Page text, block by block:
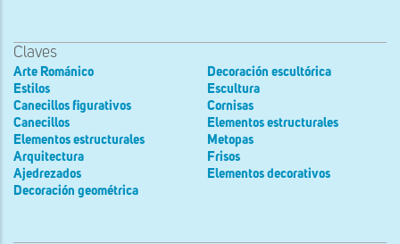
Claves
Arte Románico
Estilos
Canecillos figurativos
Canecillos
Elementos estructurales
Arquitectura
Ajedrezados
Decoración geométrica
Decoración escultórica
Escultura
Cornisas
Elementos estructurales
Metopas
Frisos
Elementos decorativos